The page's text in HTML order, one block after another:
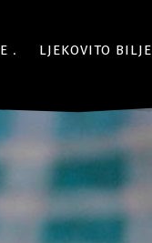
LJEKOVITO BILJE